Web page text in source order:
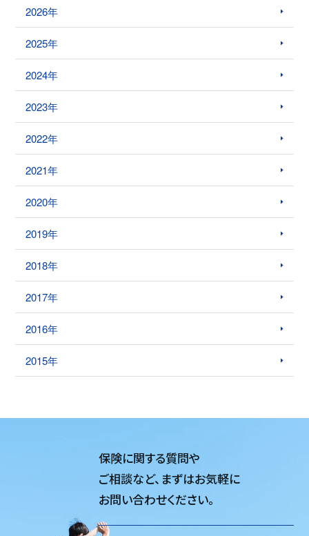
2026年
2025年
2024年
2023年
2022年
2021年
2020年
2019年
2018年
2017年
2016年
2015年
保険に関する質問や
ご相談など、 まずはお気軽に
お問い合わせください。